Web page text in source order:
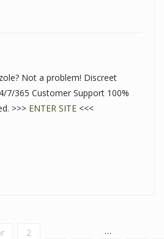
Not a problem! Discreet
7/365 Customer Support 100%
>>> ENTER SITE <<<
…
2